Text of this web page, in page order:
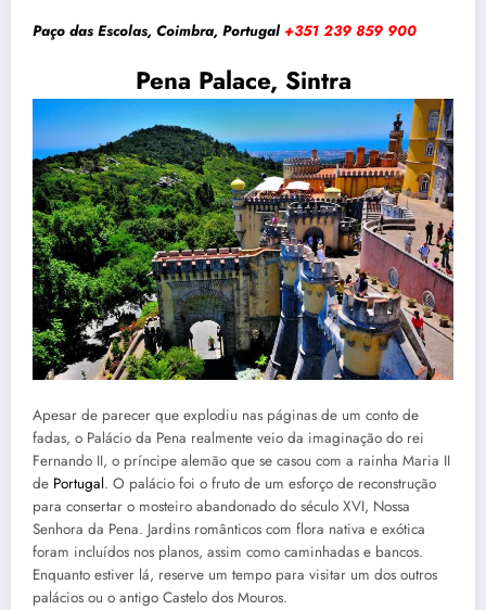
Paço das Escolas, Coimbra, Portugal +351 239 859 900
Pena Palace, Sintra
Apesar de parecer que explodiu nas páginas de um conto de
fadas, o Palácio da Pena realmente veio da imaginação do rei
Fernando II, o príncipe alemão que se casou com a rainha Maria II
de Portugal. O palácio foi o fruto de um esforço de reconstrução
para consertar o mosteiro abandonado do século XVI, Nossa
Senhora da Pena. Jardins românticos com flora nativa e exótica
foram incluídos nos planos, assim como caminhadas e bancos.
Enquanto estiver lá, reserve um tempo para visitar um dos outros
palácios ou o antigo Castelo dos Mouros.